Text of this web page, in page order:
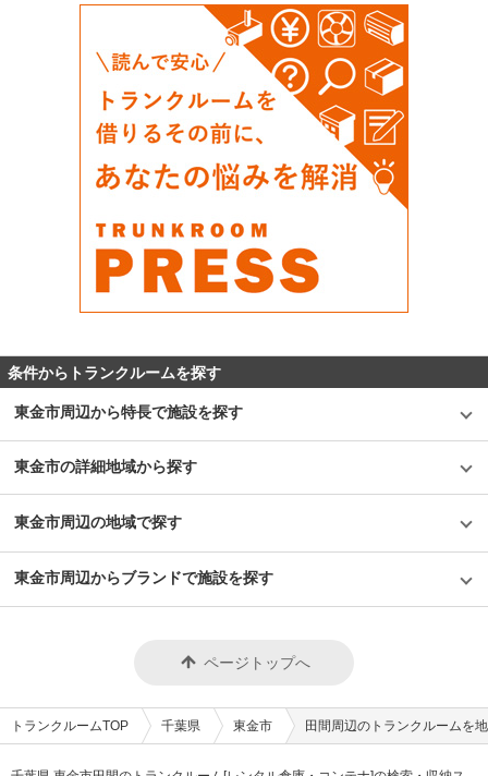
条件からトランクルームを探す
東金市周辺から特長で施設を探す
東金市の詳細地域から探す
東金市周辺の地域で探す
東金市周辺からブランドで施設を探す
ページトップへ
トランクルームTOP 千葉県 東金市 田間周辺のトランクルームを